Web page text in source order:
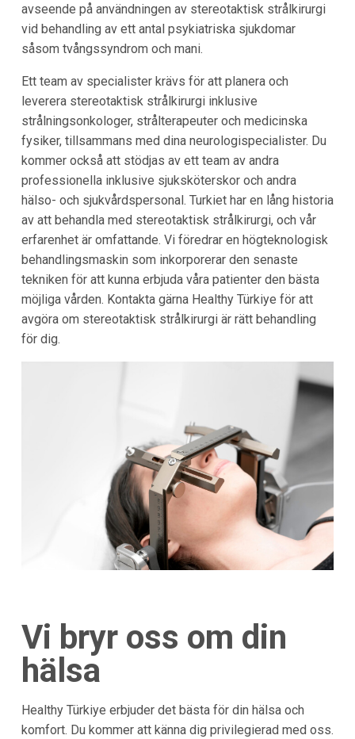
avseende på användningen av stereotaktisk strålkirurgi
vid behandling av ett antal psykiatriska sjukdomar
såsom tvångssyndrom och mani.
Ett team av specialister krävs för att planera och
leverera stereotaktisk strålkirurgi inklusive
strålningsonkologer, strålterapeuter och medicinska
fysiker, tillsammans med dina neurologispecialister. Du
kommer också att stödjas av ett team av andra
professionella inklusive sjuksköterskor och andra
hälso- och sjukvårdspersonal. Turkiet har en lång historia
av att behandla med stereotaktisk strålkirurgi, och vår
erfarenhet är omfattande. Vi föredrar en högteknologisk
behandlingsmaskin som inkorporerar den senaste
tekniken för att kunna erbjuda våra patienter den bästa
möjliga vården. Kontakta gärna Healthy Türkiye för att
avgöra om stereotaktisk strålkirurgi är rätt behandling
för dig.
Vi bryr oss om din
hälsa
Healthy Türkiye erbjuder det bästa för din hälsa och
komfort. Du kommer att känna dig privilegierad med oss.